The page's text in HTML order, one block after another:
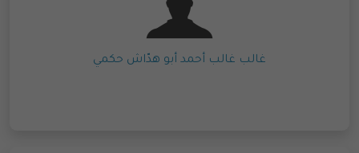
غالب غالب أحمد أبو هدّاش حكمي